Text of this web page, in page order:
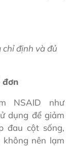
định và đủ
đơn
NSAID như
dụng để giảm
đau cột sống,
không nên lạm